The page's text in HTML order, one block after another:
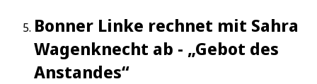
Bonner Linke rechnet mit Sahra
Wagenknecht ab - „Gebot des
Anstandes“